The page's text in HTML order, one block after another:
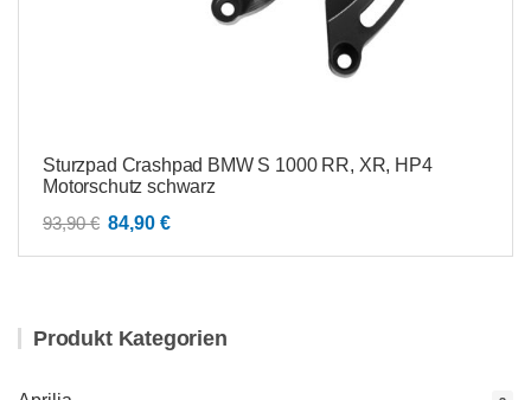
Sturzpad Crashpad BMW S 1000 RR, XR, HP4
Motorschutz schwarz
93,90€ Ursprünglicher
84,90 €Aktueller
Produkt Kategorien